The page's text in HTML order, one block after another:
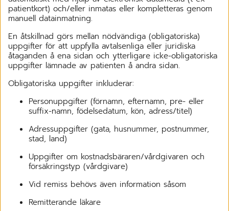
patientkort) och/eller inmatas eller kompletteras genom
manuell datainmatning.
En åtskillnad görs mellan nödvändiga (obligatoriska)
uppgifter för att uppfylla avtalsenliga eller juridiska
åtaganden å ena sidan och ytterligare icke-obligatoriska
uppgifter lämnade av patienten å andra sidan.
Obligatoriska uppgifter inkluderar:
Personuppgifter (förnamn, efternamn, pre- eller
suffix-namn, födelsedatum, kön, adress/titel)
Adressuppgifter (gata, husnummer, postnummer,
stad, land)
Uppgifter om kostnadsbäraren/vårdgivaren och
försäkringstyp (vårdgivare)
Vid remiss behövs även information såsom
Remitterande läkare